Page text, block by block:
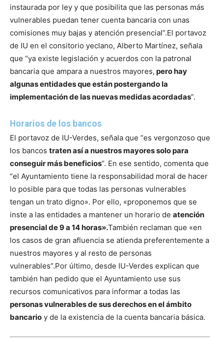
instaurada por ley y que posibilita que las personas más
vulnerables puedan tener cuenta bancaria con unas
comisiones muy bajas y atención presencial”.El portavoz
de IU en el consitorio yeclano, Alberto Martínez, señala
que “ya existe legislación y acuerdos con la patronal
bancaria que ampara a nuestros mayores, pero hay
algunas entidades que están postergando la
implementación de las nuevas medidas acordadas”.
Horarios de los bancos
El portavoz de IU-Verdes, señala que “es vergonzoso que
los bancos traten así a nuestros mayores solo para
conseguir más beneficios”. En ese sentido, comenta que
“el Ayuntamiento tiene la responsabilidad moral de hacer
lo posible para que todas las personas vulnerables
tengan un trato digno». Por ello, «proponemos que se
inste a las entidades a mantener un horario de atención
presencial de 9 a 14 horas».También reclaman que «en
los casos de gran afluencia se atienda preferentemente a
nuestros mayores y al resto de personas
vulnerables”.Por último, desde IU-Verdes explican que
también han pedido que el Ayuntamiento use sus
recursos comunicativos para informar a todas las
personas vulnerables de sus derechos en el ámbito
bancario y de la existencia de la cuenta bancaria básica.